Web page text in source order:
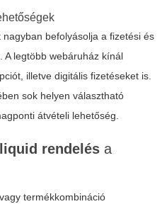
nagyban befolyásolja a fizetési és
A legtöbb webáruház kínál
illetve digitális fizetéseket is.
sok helyen választható
átvételi lehetőség.
liquid rendelés a
termékkombináció